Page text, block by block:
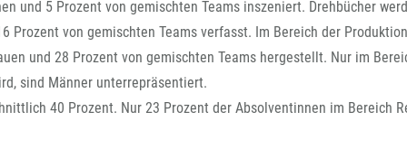
und 5 Prozent von gemischten Teams inszeniert. Drehbücher
Prozent von gemischten Teams verfasst. Im Bereich der
und 28 Prozent von gemischten Teams hergestellt. Nur im
sind Männer unterrepräsentiert.
40 Prozent. Nur 23 Prozent der Absolventinnen im Bereich